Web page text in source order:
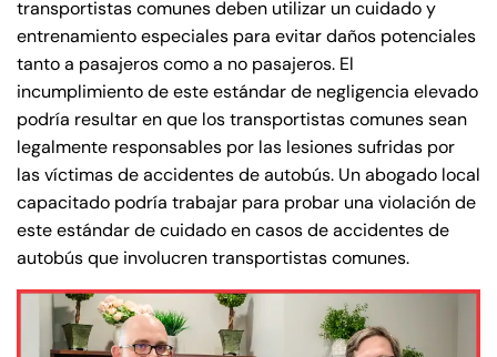
transportistas comunes deben utilizar un cuidado y
entrenamiento especiales para evitar daños potenciales
tanto a pasajeros como a no pasajeros. El
incumplimiento de este estándar de negligencia elevado
podría resultar en que los transportistas comunes sean
legalmente responsables por las lesiones sufridas por
las víctimas de accidentes de autobús. Un abogado local
capacitado podría trabajar para probar una violación de
este estándar de cuidado en casos de accidentes de
autobús que involucren transportistas comunes.